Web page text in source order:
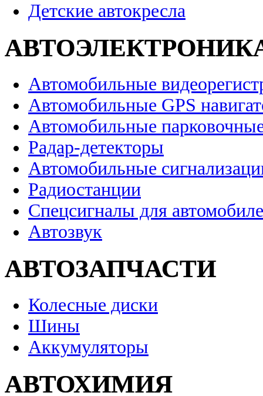
Детские автокресла
Автомобильные
Автомобильные GPS
Автомобильные
Радар-детекторы
Автомобильные
Радиостанции
Спецсигналы для
Автозвук
АВТОЗАПЧАСТИ
Колесные диски
Шины
Аккумуляторы
АВТОХИМИЯ